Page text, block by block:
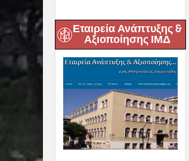
Εταιρεία Ανάπτυξης &
Αξιοποίησης ΙΜΔ